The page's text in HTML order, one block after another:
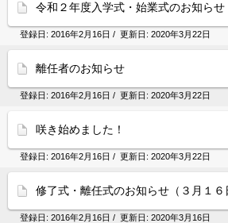
令和２年度入学式・始業式のお知らせ
登録日: 2016年2月16日 / 更新日: 2020年3月22日
離任者のお知らせ
登録日: 2016年2月16日 / 更新日: 2020年3月22日
咲き始めました！
登録日: 2016年2月16日 / 更新日: 2020年3月22日
修了式・離任式のお知らせ（３月１６
登録日: 2016年2月16日 / 更新日: 2020年3月16日